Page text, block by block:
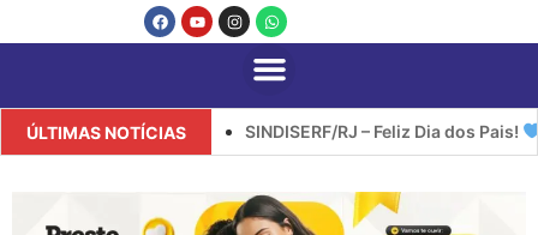
ÚLTIMAS NOTÍCIAS SINDISERF/RJ – Feliz Dia dos Pais!